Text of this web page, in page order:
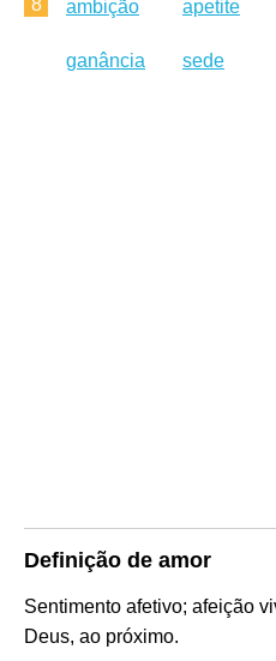
8 ambição apetite
ganância sede
Definição de amor
Sentimento afetivo; afeição
Deus, ao próximo.